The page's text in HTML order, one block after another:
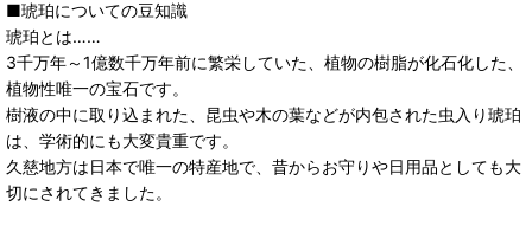
■琥珀についての豆知識
琥珀とは……
3千万年～1億数千万年前に繁栄していた、植物の樹脂が化石化した、
植物性唯一の宝石です。
樹液の中に取り込まれた、昆虫や木の葉などが内包された虫入り琥珀
は、学術的にも大変貴重です。
久慈地方は日本で唯一の特産地で、昔からお守りや日用品としても大
切にされてきました。